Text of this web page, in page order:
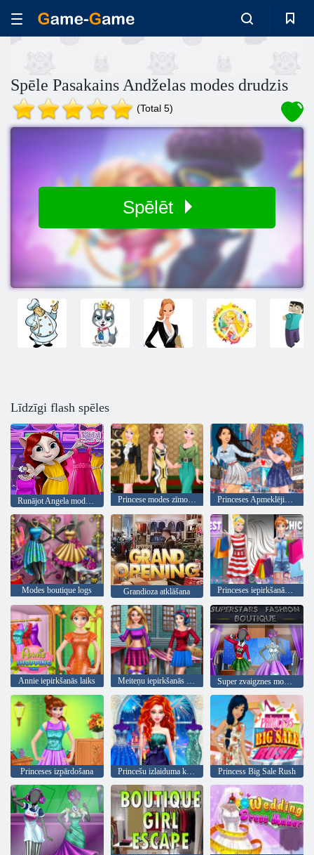
Spēle Pasakains Andželas modes drudzis
(Total 5)
Spēlēt
Līdzīgi flash spēles
Runājot Angela modes diena Princese modes zīmoliem Favorīti Princeses Apmeklējiet New York
Modes boutique logs Grandioza atklāšana Princeses iepirkšanās jautrība
Annie iepirkšanās laiks Meiteņu iepirkšanās portāls Super zvaigznes modes boutique
Princeses izpārdošana Princešu izlaiduma kleitu kolekcija Princess Big Sale Rush